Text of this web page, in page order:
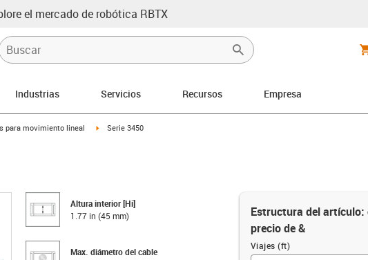
el mercado de robótica RBTX
Industrias Servicios Recursos Empresa
right
para movimiento lineal igus-icon-arrow-right
Serie 3450
Altura interior [Hi]
1.77 in (45 mm)
Max. diámetro del cable
Estructura del artículo:
precio de &
Viajes (ft)